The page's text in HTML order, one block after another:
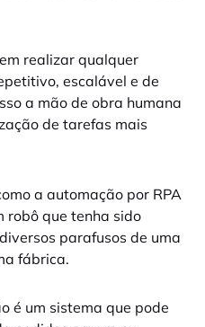
realizar qualquer
escalável e de
a mão de obra humana
de tarefas mais
a automação por RPA
robô que tenha sido
parafusos de uma
fábrica.
é um sistema que pode